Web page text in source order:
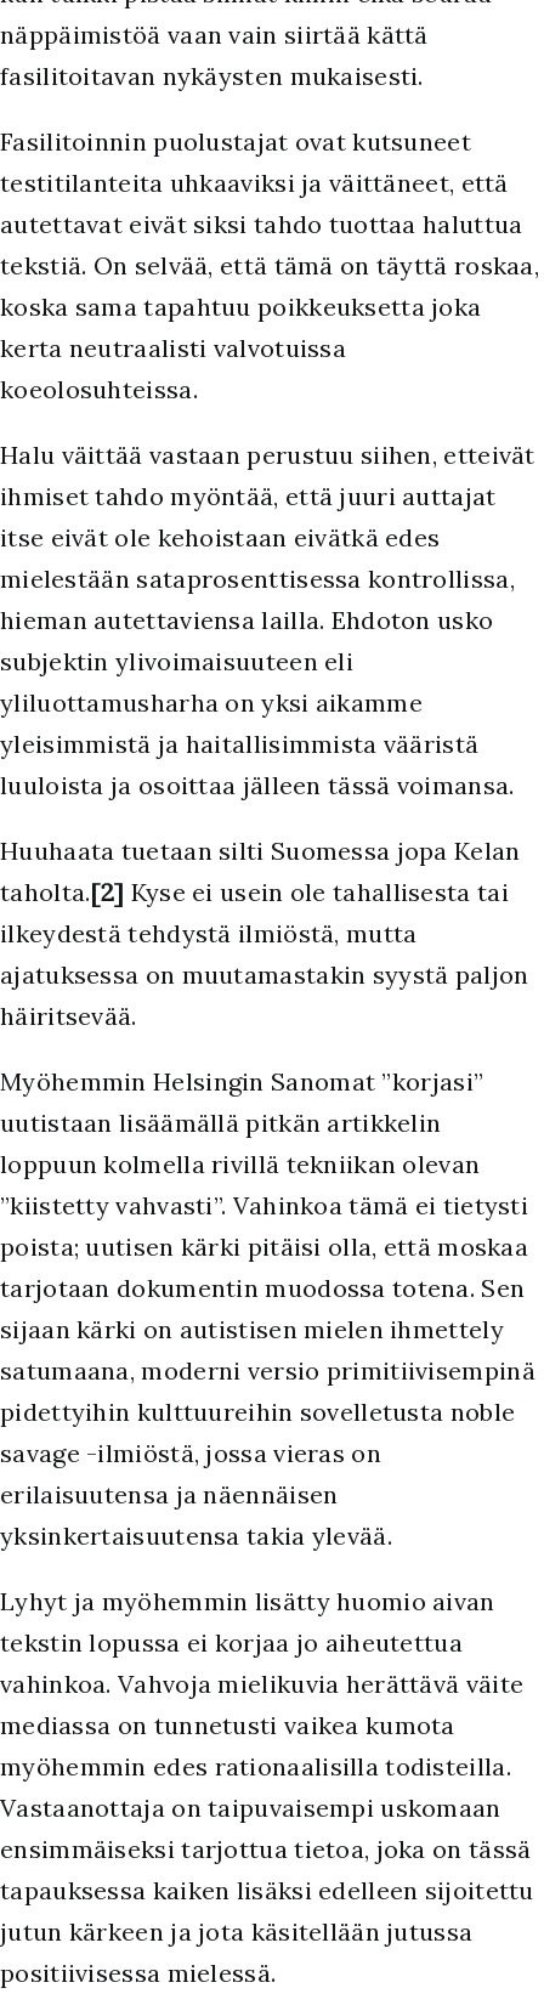
näppäimistöä vaan vain siirtää kättä
fasilitoitavan nykäysten mukaisesti.
Fasilitoinnin puolustajat ovat kutsuneet
testitilanteita uhkaaviksi ja väittäneet, että
autettavat eivät siksi tahdo tuottaa haluttua
tekstiä. On selvää, että tämä on täyttä roskaa,
koska sama tapahtuu poikkeuksetta joka
kerta neutraalisti valvotuissa
koeolosuhteissa.
Halu väittää vastaan perustuu siihen, etteivät
ihmiset tahdo myöntää, että juuri auttajat
itse eivät ole kehoistaan eivätkä edes
mielestään sataprosenttisessa kontrollissa,
hieman autettaviensa lailla. Ehdoton usko
subjektin ylivoimaisuuteen eli
yliluottamusharha on yksi aikamme
yleisimmistä ja haitallisimmista vääristä
luuloista ja osoittaa jälleen tässä voimansa.
Huuhaata tuetaan silti Suomessa jopa Kelan
taholta.[2] Kyse ei usein ole tahallisesta tai
ilkeydestä tehdystä ilmiöstä, mutta
ajatuksessa on muutamastakin syystä paljon
häiritsevää.
Myöhemmin Helsingin Sanomat ”korjasi”
uutistaan lisäämällä pitkän artikkelin
loppuun kolmella rivillä tekniikan olevan
”kiistetty vahvasti”. Vahinkoa tämä ei tietysti
poista; uutisen kärki pitäisi olla, että moskaa
tarjotaan dokumentin muodossa totena. Sen
sijaan kärki on autistisen mielen ihmettely
satumaana, moderni versio primitiivisempinä
pidettyihin kulttuureihin sovelletusta noble
savage -ilmiöstä, jossa vieras on
erilaisuutensa ja näennäisen
yksinkertaisuutensa takia ylevää.
Lyhyt ja myöhemmin lisätty huomio aivan
tekstin lopussa ei korjaa jo aiheutettua
vahinkoa. Vahvoja mielikuvia herättävä väite
mediassa on tunnetusti vaikea kumota
myöhemmin edes rationaalisilla todisteilla.
Vastaanottaja on taipuvaisempi uskomaan
ensimmäiseksi tarjottua tietoa, joka on tässä
tapauksessa kaiken lisäksi edelleen sijoitettu
jutun kärkeen ja jota käsitellään jutussa
positiivisessa mielessä.